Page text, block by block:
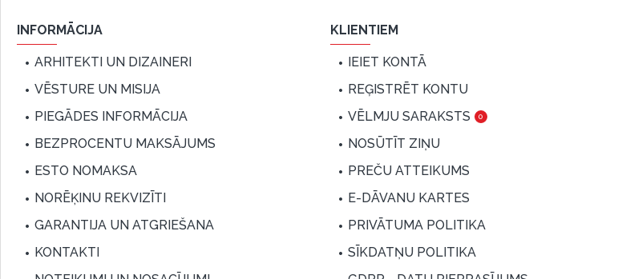
INFORMĀCIJA
ARHITEKTI UN DIZAINERI
VĒSTURE UN MISIJA
PIEGĀDES INFORMĀCIJA
BEZPROCENTU MAKSĀJUMS
ESTO NOMAKSA
NORĒĶINU REKVIZĪTI
GARANTIJA UN ATGRIEŠANA
KONTAKTI
KLIENTIEM
IEIET KONTĀ
REĢISTRĒT KONTU
VĒLMJU SARAKSTS
0
NOSŪTĪT ZIŅU
PREČU ATTEIKUMS
E-DĀVANU KARTES
PRIVĀTUMA POLITIKA
SĪKDATŅU POLITIKA